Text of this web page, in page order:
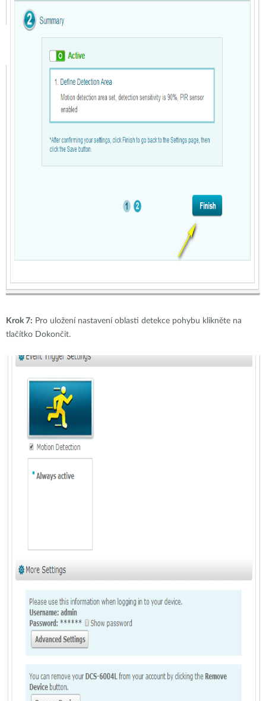
Krok 7: Pro uložení nastavení oblasti detekce pohybu klikněte na
tlačítko Dokončit.